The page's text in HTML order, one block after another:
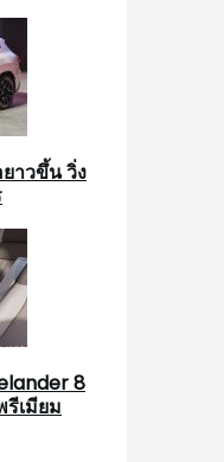
าวขึ้น วิ่ง
8
รีเมียม